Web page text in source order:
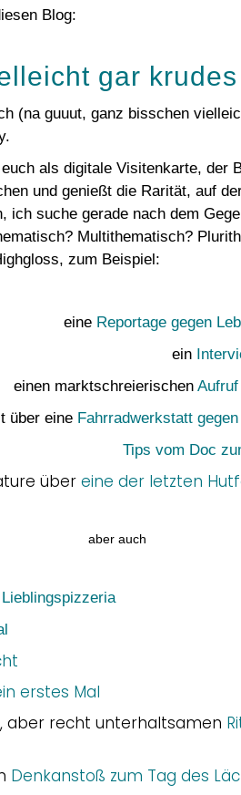
Blog:
gar
(na guuut, ganz bisschen
als digitale Visitenkarte, der
und genießt die Rarität, auf
suche gerade nach dem
Multithematisch?
zum Beispiel:
eine Reportage gegen
ein
einen marktschreierischen
über eine Fahrradwerkstatt
Tips vom Doc
über eine der letzten
aber auch
erstes Mal
aber recht unterhaltsamen
Denkanstoß zum Tag des